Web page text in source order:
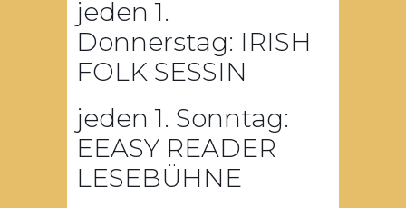
jeden 1.
Donnerstag: IRISH
FOLK SESSIN
jeden 1. Sonntag:
EEASY READER
LESEBÜHNE